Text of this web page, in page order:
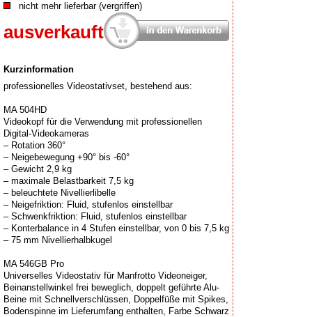
nicht mehr lieferbar (vergriffen)
ausverkauft
Kurzinformation
professionelles Videostativset, bestehend aus:
MA 504HD
Videokopf für die Verwendung mit professionellen
Digital-Videokameras
– Rotation 360°
– Neigebewegung +90° bis -60°
– Gewicht 2,9 kg
– maximale Belastbarkeit 7,5 kg
– beleuchtete Nivellierlibelle
– Neigefriktion: Fluid, stufenlos einstellbar
– Schwenkfriktion: Fluid, stufenlos einstellbar
– Konterbalance in 4 Stufen einstellbar, von 0 bis 7,5 kg
– 75 mm Nivellierhalbkugel
MA 546GB Pro
Universelles Videostativ für Manfrotto Videoneiger,
Beinanstellwinkel frei beweglich, doppelt geführte Alu-
Beine mit Schnellverschlüssen, Doppelfüße mit Spikes,
Bodenspinne im Lieferumfang enthalten, Farbe Schwarz